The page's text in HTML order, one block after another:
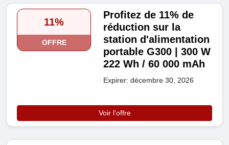
11%
OFFRE
Profitez de 11% de
réduction sur la
station d'alimentation
portable G300 | 300 W
222 Wh / 60 000 mAh
Expirer: décembre 30, 2026
Voir l'offre